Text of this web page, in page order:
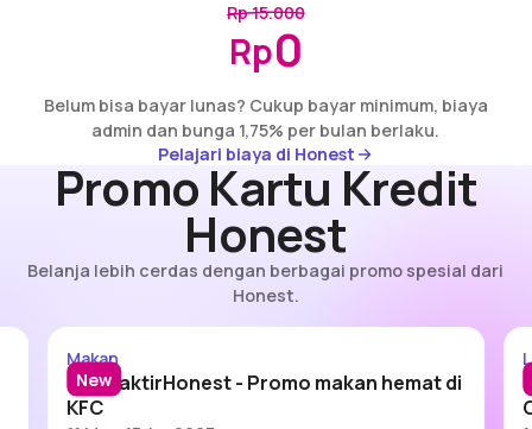
Rp 15.000
Rp0
Belum bisa bayar lunas? Cukup bayar minimum, biaya
admin dan bunga 1,75% per bulan berlaku.
Pelajari biaya di Honest
Pelajari biaya di Honest
Promo Kartu Kredit
Honest
Belanja lebih cerdas dengan berbagai promo spesial dari
Honest.
Makan
#DitraktirHonest - Promo makan hemat di
KFC
New